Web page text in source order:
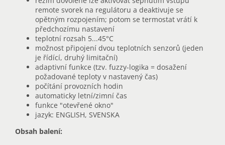
remote svorek na regulátoru a deaktivuje se
opětným rozpojením; potom se termostat vrátí k
předchozímu nastavení
teplotní rozsah 5...45°C
možnost připojení dvou teplotních senzorů (jeden
je řídící, druhý limitační)
adaptivní funkce (tzv. fuzzy-logika = dosažení
požadované teploty v nastavený čas)
počítání provozních hodin
automaticky letní/zimní čas
funkce "otevřené okno"
jazyk: ENGLISH, SVENSKA
Obsah balení: